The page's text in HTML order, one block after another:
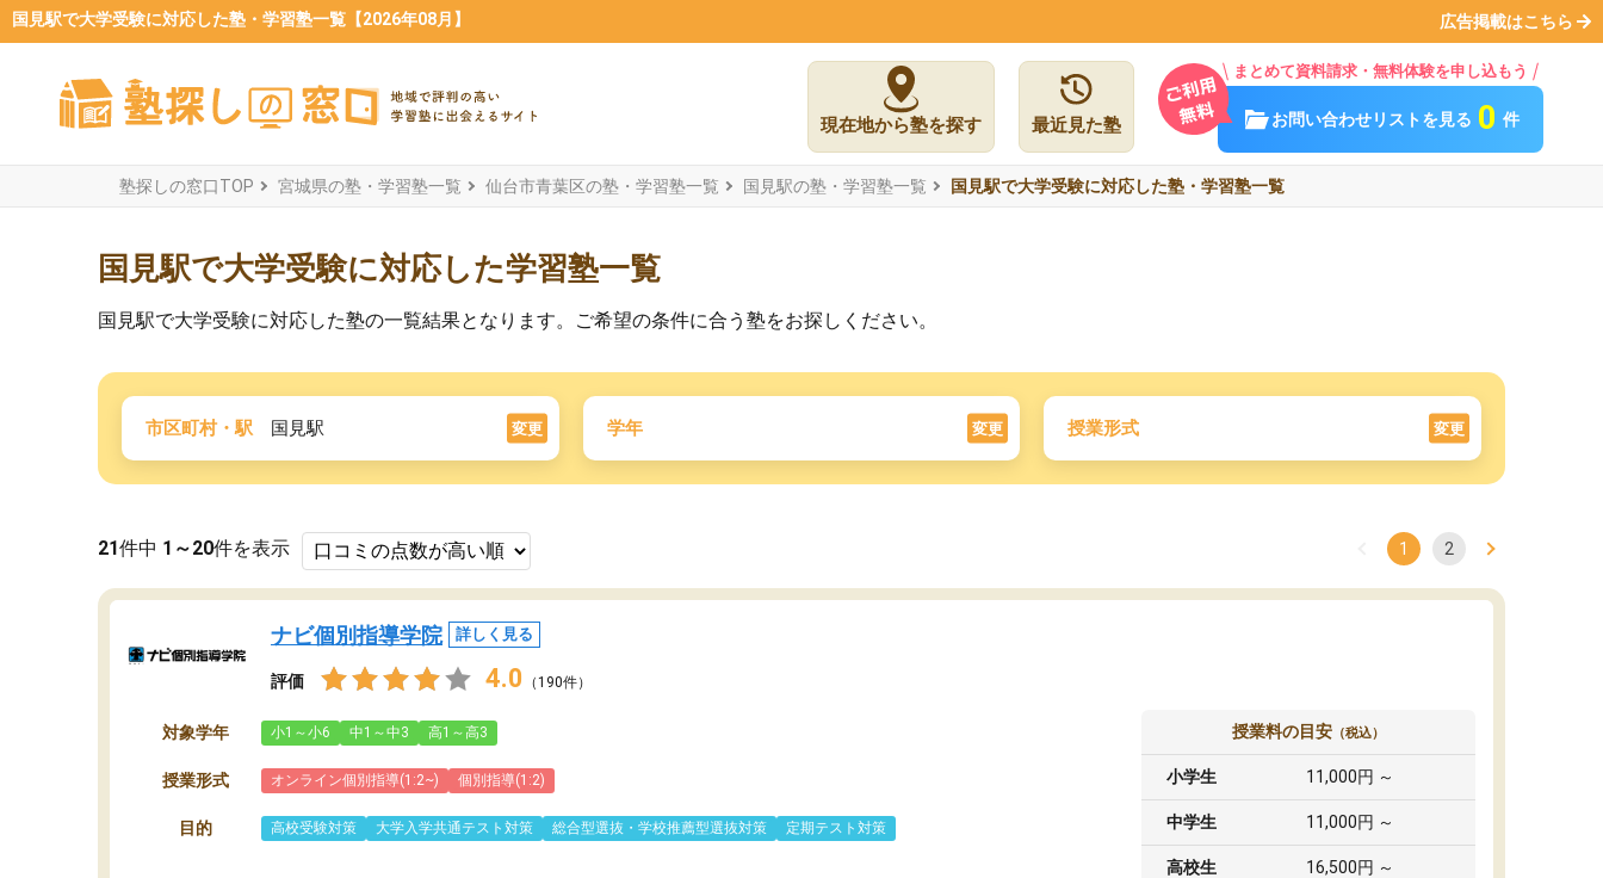
国見駅で大学受験に対応した塾・学習塾一覧【2026年08月】 広告掲載はこちら
現在地から塾を探す 最近見た塾
まとめて資料請求・無料体験を申し込もう
お問い合わせリストを見る 0 件
塾探しの窓口TOP 宮城県の塾・学習塾一覧 仙台市青葉区の塾・学習塾一覧 国見駅の塾・学習塾一覧 国見駅で大学受験に対応した塾・学習塾一覧
国見駅で大学受験に対応した学習塾一覧
国見駅で大学受験に対応した塾の一覧結果となります。ご希望の条件に合う塾をお探しください。
市区町村・駅 国見駅 変更 学年 変更 授業形式 変更
21件中 1～20件を表示 1 2
ナビ個別指導学院 詳しく見る
評価 4.0 （190件）
対象学年 小1～小6 中1～中3 高1～高3
授業形式 オンライン個別指導(1:2~) 個別指導(1:2)
目的 高校受験対策 大学入学共通テスト対策 総合型選抜・学校推薦型選抜対策 定期テスト対策
授業料の目安 （税込）
小学生 11,000円 ～
中学生 11,000円 ～
高校生 16,500円 ～